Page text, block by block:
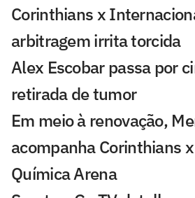
Corinthians x
arbitragem irrita torcida
Alex Escobar passa por
retirada de tumor
Em meio à renovação,
acompanha Corinthians
Química Arena